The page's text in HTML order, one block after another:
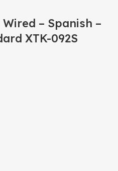
– Spanish –
XTK-092S